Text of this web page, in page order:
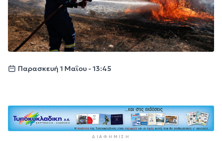
Παρασκευή 1 Μαΐου - 13:45
ΔΙΑΦΉΜΙΣΗ